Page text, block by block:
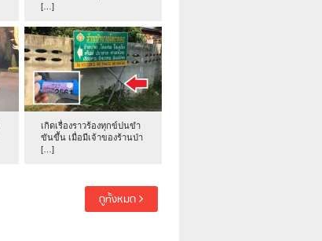
[…]
เกิดเรื่องราวร้องทุกข์ปนขำ
ขันขึ้น เมื่อมีเจ้าของร้านป่า
[…]
ดูทั้งหมด